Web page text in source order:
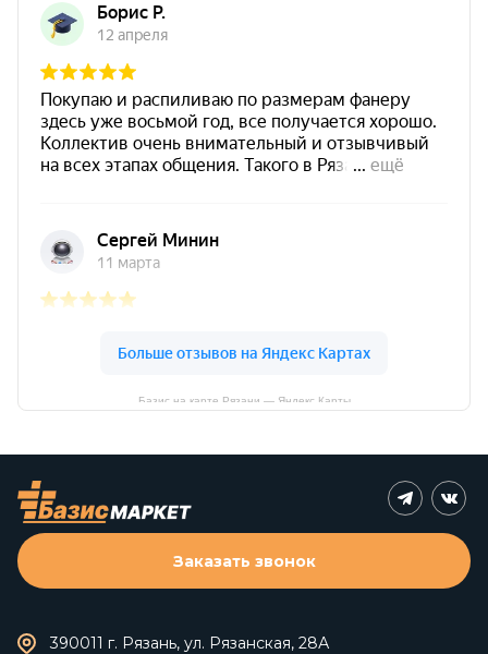
Базис на карте Рязани — Яндекс Карты
390011 г. Рязань, ул. Рязанская, 28А
Заказать звонок